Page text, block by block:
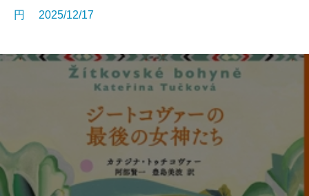
円 2025/12/17